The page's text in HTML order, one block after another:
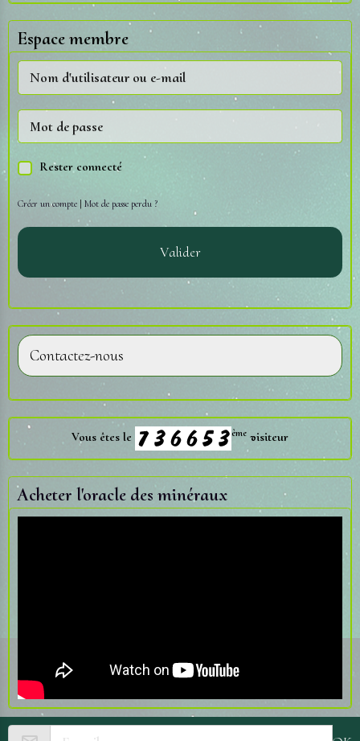
Espace membre
Rester connecté
Créer un compte | Mot de passe perdu ?
Valider
Contactez-nous
Vous êtes le ème visiteur
Acheter l'oracle des minéraux